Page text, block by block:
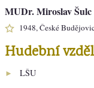
MUDr. Miroslav Šulc
1948, České
Hudební
► LŠU